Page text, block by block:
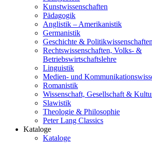
Kunstwissenschaften
Pädagogik
Anglistik – Amerikanistik
Germanistik
Geschichte & Politikwissenschaften
Rechtswissenschaften, Volks- &
Betriebswirtschaftslehre
Linguistik
Medien- und
Romanistik
Wissenschaft, Gesellschaft &
Slawistik
Theologie & Philosophie
Peter Lang Classics
Kataloge
Kataloge